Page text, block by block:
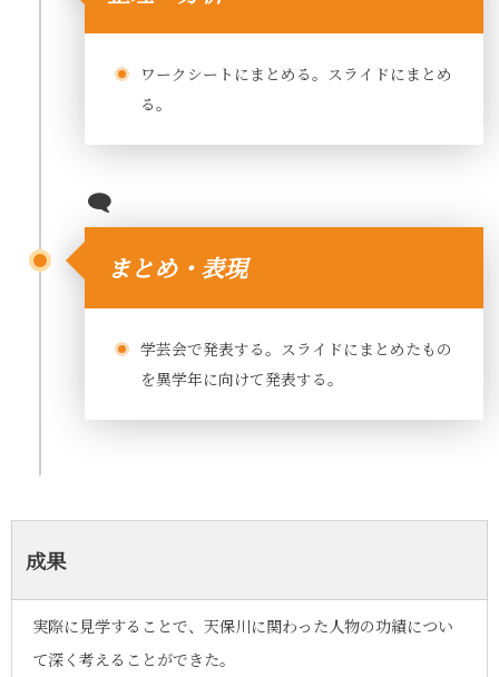
ワークシートにまとめる。スライドにまとめ
る。
まとめ・表現
学芸会で発表する。スライドにまとめたもの
を異学年に向けて発表する。
成果
実際に見学することで、天保川に関わった人物の功績につい
て深く考えることができた。